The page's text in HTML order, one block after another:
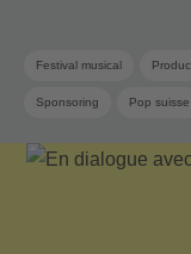
Festival musical
Sponsoring Pop suisse